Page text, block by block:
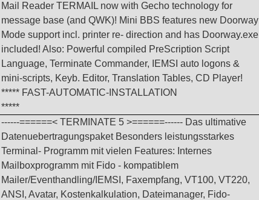
Mail Reader TERMAIL now with Gecho technology for
message base (and QWK)! Mini BBS features new Doorway
Mode support incl. printer re- direction and has Doorway.exe
included! Also: Powerful compiled PreScription Script
Language, Terminate Commander, IEMSI auto logons &
mini-scripts, Keyb. Editor, Translation Tables, CD Player!
***** FAST-AUTOMATIC-INSTALLATION
*****
------======< TERMINATE 5 >======------ Das ultimative
Datenuebertragungspaket Besonders leistungsstarkes
Terminal- Programm mit vielen Features: Internes
Mailboxprogramm mit Fido - kompatiblem
Mailer/Eventhandling/IEMSI, Faxempfang, VT100, VT220,
ANSI, Avatar, Kostenkalkulation, Dateimanager, Fido-